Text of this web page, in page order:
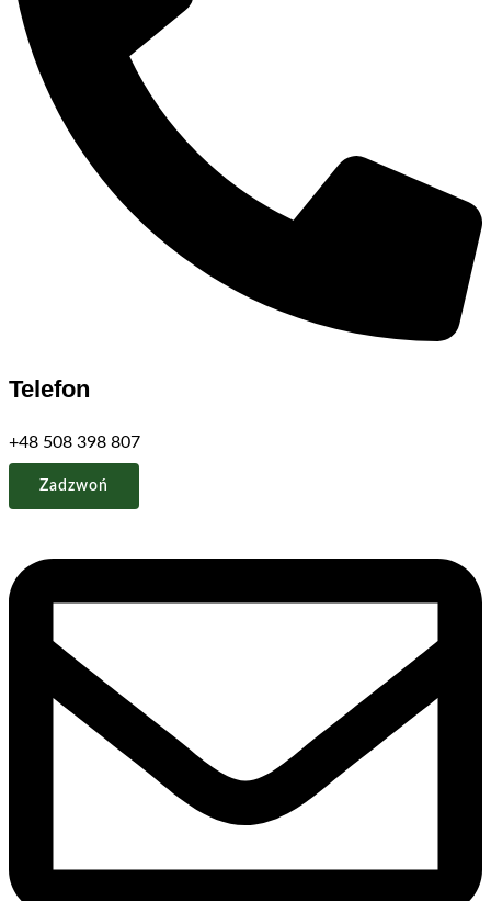
Telefon
+48 508 398 807
Zadzwoń